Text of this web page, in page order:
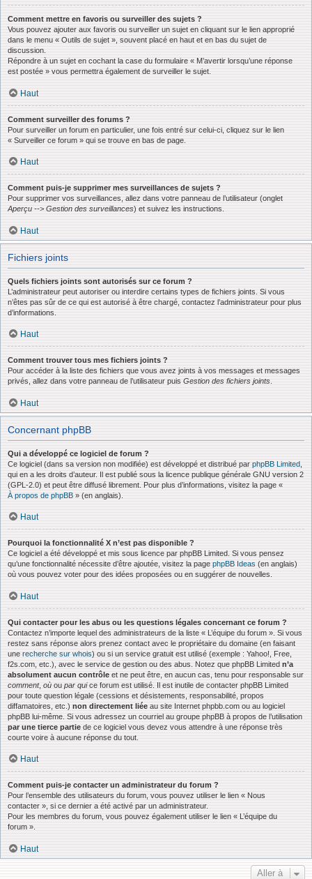
Comment mettre en favoris ou surveiller des sujets ?
Vous pouvez ajouter aux favoris ou surveiller un sujet en cliquant sur le lien approprié
dans le menu « Outils de sujet », souvent placé en haut et en bas du sujet de
discussion.
Répondre à un sujet en cochant la case du formulaire « M’avertir lorsqu’une réponse
est postée » vous permettra également de surveiller le sujet.
Haut
Comment surveiller des forums ?
Pour surveiller un forum en particulier, une fois entré sur celui-ci, cliquez sur le lien
« Surveiller ce forum » qui se trouve en bas de page.
Haut
Comment puis-je supprimer mes surveillances de sujets ?
Pour supprimer vos surveillances, allez dans votre panneau de l’utilisateur (onglet
Aperçu --> Gestion des surveillances) et suivez les instructions.
Haut
Fichiers joints
Quels fichiers joints sont autorisés sur ce forum ?
L’administrateur peut autoriser ou interdire certains types de fichiers joints. Si vous
n’êtes pas sûr de ce qui est autorisé à être chargé, contactez l’administrateur pour plus
d’informations.
Haut
Comment trouver tous mes fichiers joints ?
Pour accéder à la liste des fichiers que vous avez joints à vos messages et messages
privés, allez dans votre panneau de l’utilisateur puis Gestion des fichiers joints
Haut
Concernant phpBB
Qui a développé ce logiciel de forum ?
Ce logiciel (dans sa version non modifiée) est développé et distribué par phpBB Limited
qui en a les droits d’auteur. Il est publié sous la licence publique générale GNU version 2
(GPL-2.0) et peut être diffusé librement. Pour plus d’informations, visitez la page «
À propos de phpBB » (en anglais).
Haut
Pourquoi la fonctionnalité X n’est pas disponible ?
Ce logiciel a été développé et mis sous licence par phpBB Limited. Si vous pensez
qu’une fonctionnalité nécessite d’être ajoutée, visitez la page phpBB Ideas (en anglais)
où vous pouvez voter pour des idées proposées ou en suggérer de nouvelles.
Haut
Qui contacter pour les abus ou les questions légales concernant ce forum ?
Contactez n’importe lequel des administrateurs de la liste « L’équipe du forum ». Si vous
restez sans réponse alors prenez contact avec le propriétaire du domaine (en faisant
une recherche sur whois) ou si un service gratuit est utilisé (exemple : Yahoo!, Free,
f2s.com, etc.), avec le service de gestion ou des abus. Notez que phpBB Limited n’a
absolument aucun contrôle et ne peut être, en aucun cas, tenu pour responsable sur
comment, où ou par quice forum est utilisé. Il est inutile de contacter phpBB Limited
pour toute question légale (cessions et désistements, responsabilité, propos
diffamatoires, etc.) non directement liée au site Internet phpbb.com ou au logiciel
phpBB lui-même. Si vous adressez un courriel au groupe phpBB à propos de l’utilisation
par une tierce partie de ce logiciel vous devez vous attendre à une réponse très
courte voire à aucune réponse du tout.
Haut
Comment puis-je contacter un administrateur du forum ?
Pour l’ensemble des utilisateurs du forum, vous pouvez utiliser le lien « Nous
contacter », si ce dernier a été activé par un administrateur.
Pour les membres du forum, vous pouvez également utiliser le lien « L’équipe du
forum ».
Haut
Aller à